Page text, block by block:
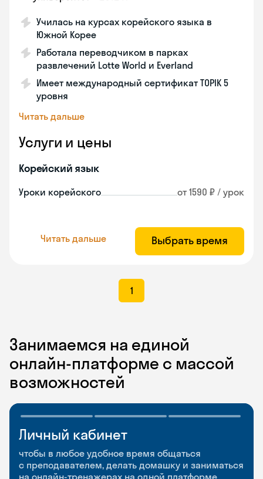
Училась на курсах корейского языка в
Южной Корее
Работала переводчиком в парках
развлечений Lotte World и Everland
Имеет международный сертификат TOPIK 5
уровня
Читать дальше
Услуги и цены
Корейский язык
Уроки корейского от 1590 ₽ / урок
Читать дальше Выбрать время
1
Занимаемся на единой
онлайн-платформе с массой
возможностей
Личный кабинет
чтобы в любое удобное время общаться
с преподавателем, делать домашку и заниматься
на онлайн-тренажерах на одной платформе
Мобильное
приложение
чтобы заниматься и изучать новые слова где
Разговорные клубы
и Talks
Групповые занятия для разговорной практики